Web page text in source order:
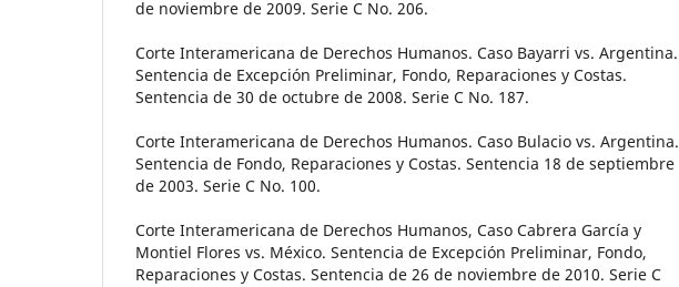
de noviembre de 2009. Serie C No. 206.
Corte Interamericana de Derechos Humanos. Caso Bayarri vs. Argentina.
Sentencia de Excepción Preliminar, Fondo, Reparaciones y Costas.
Sentencia de 30 de octubre de 2008. Serie C No. 187.
Corte Interamericana de Derechos Humanos. Caso Bulacio vs. Argentina.
Sentencia de Fondo, Reparaciones y Costas. Sentencia 18 de septiembre
de 2003. Serie C No. 100.
Corte Interamericana de Derechos Humanos, Caso Cabrera García y
Montiel Flores vs. México. Sentencia de Excepción Preliminar, Fondo,
Reparaciones y Costas. Sentencia de 26 de noviembre de 2010. Serie C